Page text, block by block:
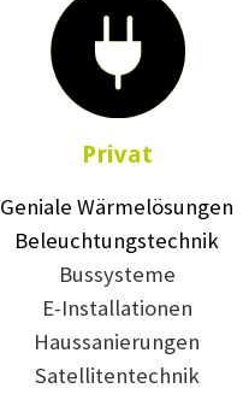
Privat
Geniale Wärmelösungen
Beleuchtungstechnik
Bussysteme
E-Installationen
Haussanierungen
Satellitentechnik